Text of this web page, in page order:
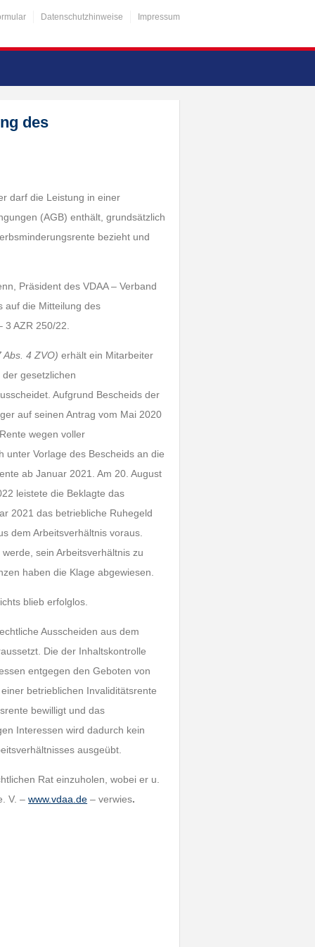
Datenschutzhinweise Impressum
des
darf die Leistung in einer
(AGB) enthält, grundsätzlich
bezieht und
Präsident des VDAA – Verband
auf die Mitteilung des
AZR 250/22.
Abs. 4 ZVO) erhält ein Mitarbeiter
gesetzlichen
Aufgrund Bescheids der
auf seinen Antrag vom Mai 2020
wegen voller
unter Vorlage des Bescheids an die
ab Januar 2021. Am 20. August
leistete die Beklagte das
2021 das betriebliche Ruhegeld
dem Arbeitsverhältnis voraus.
sein Arbeitsverhältnis zu
haben die Klage abgewiesen.
blieb erfolglos.
Ausscheiden aus dem
Die der Inhaltskontrolle
entgegen den Geboten von
betrieblichen Invaliditätsrente
bewilligt und das
Interessen wird dadurch kein
ausgeübt.
Rat einzuholen, wobei er u.
V. –www.vdaa.de – verwies.